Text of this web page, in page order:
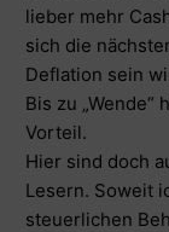
lieber mehr
sich die
Deflation sein
Bis zu
Vorteil.
Hier sind doch
Lesern. Soweit
steuerlichen